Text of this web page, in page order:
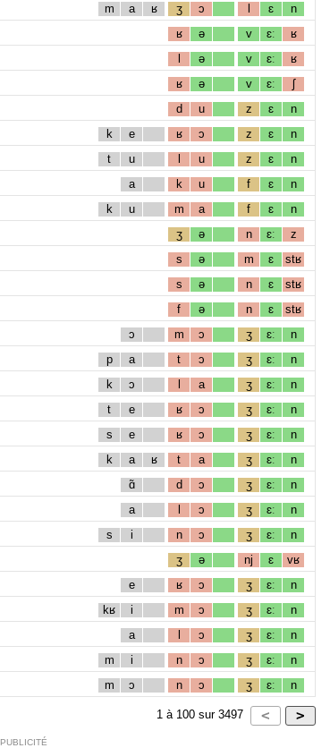
m a ʁ ʒ ɔ l ɛ n
ʁ ə v ɛː ʁ
l ə v ɛː ʁ
ʁ ə v ɛː ʃ
d u z ɛ n
k e ʁ ɔ z ɛ n
t u l u z ɛ n
a k u f ɛ n
k u m a f ɛ n
ʒ ə n ɛː z
s ə m ɛ stʁ
s ə n ɛ stʁ
f ə n ɛ stʁ
ɔ m ɔ ʒ ɛː n
p a t ɔ ʒ ɛː n
k ɔ l a ʒ ɛː n
t e ʁ ɔ ʒ ɛː n
s e ʁ ɔ ʒ ɛː n
k a ʁ t a ʒ ɛː n
ɑ̃ d ɔ ʒ ɛː n
a l ɔ ʒ ɛː n
s i n ɔ ʒ ɛː n
ʒ ə nj ɛ vʁ
e ʁ ɔ ʒ ɛː n
kʁ i m ɔ ʒ ɛː n
a l ɔ ʒ ɛː n
m i n ɔ ʒ ɛː n
m ɔ n ɔ ʒ ɛː n
1 à 100 sur 3497
PUBLICITÉ